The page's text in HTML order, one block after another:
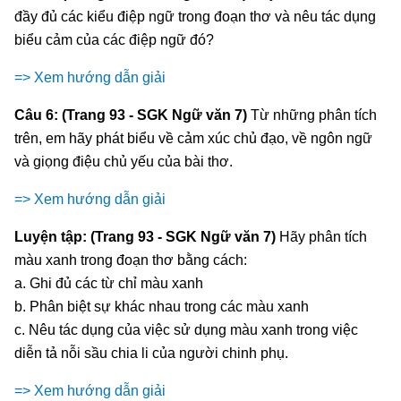
đầy đủ các kiểu điệp ngữ trong đoạn thơ và nêu tác dụng
biểu cảm của các điệp ngữ đó?
=> Xem hướng dẫn giải
Câu 6: (Trang 93 - SGK Ngữ văn 7) Từ những phân tích
trên, em hãy phát biểu về cảm xúc chủ đạo, về ngôn ngữ
và giọng điệu chủ yếu của bài thơ.
=> Xem hướng dẫn giải
Luyện tập: (Trang 93 - SGK Ngữ văn 7) Hãy phân tích
màu xanh trong đoạn thơ bằng cách:
a. Ghi đủ các từ chỉ màu xanh
b. Phân biệt sự khác nhau trong các màu xanh
c. Nêu tác dụng của việc sử dụng màu xanh trong việc
diễn tả nỗi sầu chia li của người chinh phụ.
=> Xem hướng dẫn giải